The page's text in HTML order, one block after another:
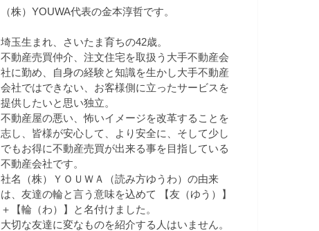
（株）YOUWA代表の金本淳哲です。
埼玉生まれ、さいたま育ちの42歳。
不動産売買仲介、注文住宅を取扱う大手不動産会
社に勤め、自身の経験と知識を生かし大手不動産
会社ではできない、お客様側に立ったサービスを
提供したいと思い独立。
不動産屋の悪い、怖いイメージを改革することを
志し、皆様が安心して、より安全に、そして少し
でもお得に不動産売買が出来る事を目指している
不動産会社です。
社名（株）ＹＯＵＷＡ（読み方ゆうわ）の由来
は、友達の輪と言う意味を込めて 【友（ゆう）】
＋【輪（わ）】と名付けました。
大切な友達に変なものを紹介する人はいません。